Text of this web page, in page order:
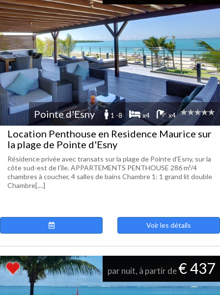
Pointe d'Esny 1 -8 x4 x4
Location Penthouse en Residence Maurice sur
la plage de Pointe d'Esny
Résidence privée avec transats sur la plage de Pointe d’Esny, sur la
côte sud-est de l’île. APPARTEMENTS PENTHOUSE 286 m²/4
chambres à coucher, 4 salles de bains Chambre 1: 1 grand lit double
Chambre[....]
Voir les détails
par nuit, à partir de€ 437